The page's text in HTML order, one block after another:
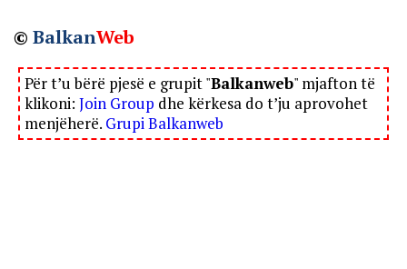
© BalkanWeb
Për t’u bërë pjesë e grupit "Balkanweb" mjafton të
klikoni: Join Group dhe kërkesa do t’ju aprovohet
menjëherë. Grupi Balkanweb